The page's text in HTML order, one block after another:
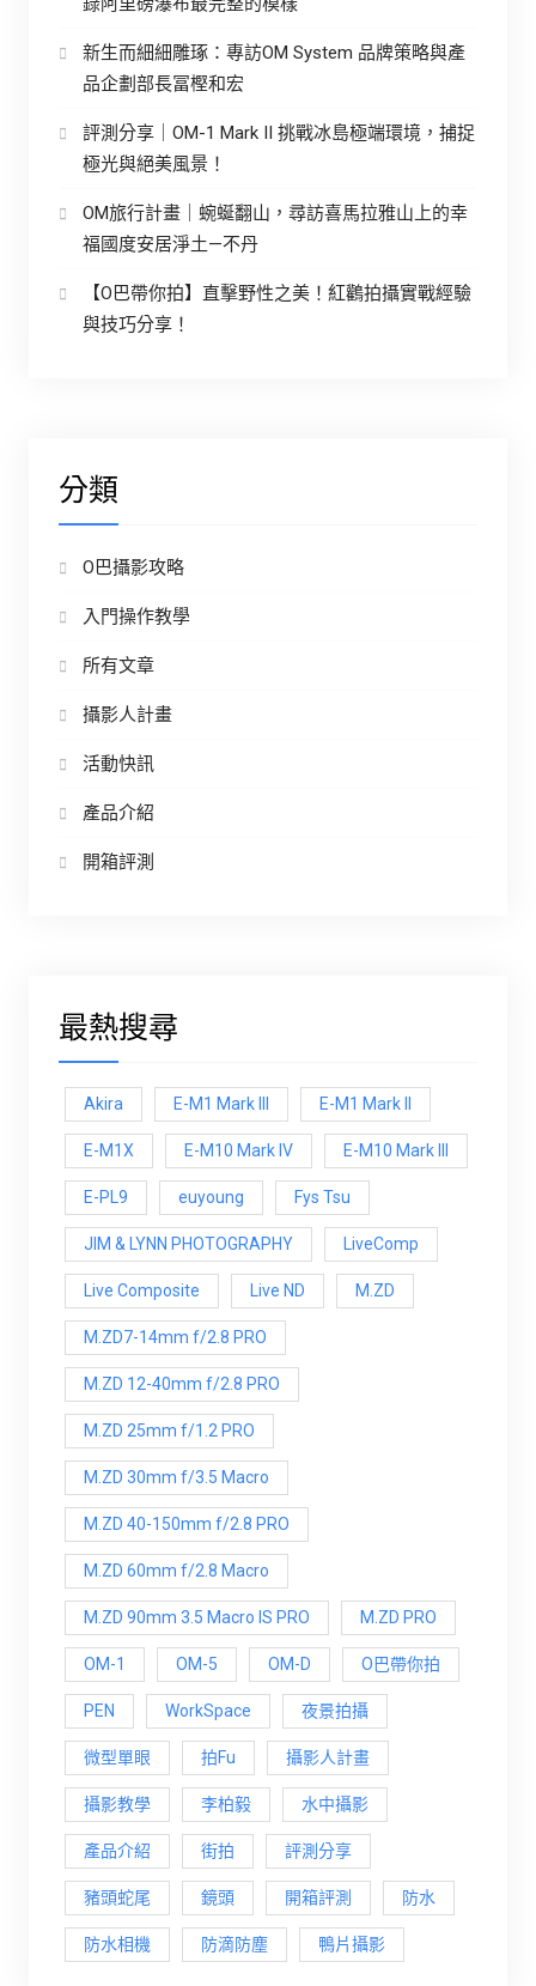
新生而細細雕琢：專訪OM System 品牌策略與產
品企劃部長冨樫和宏
評測分享｜OM-1 Mark II 挑戰冰島極端環境，捕捉
極光與絕美風景！
OM旅行計畫｜蜿蜒翻山，尋訪喜馬拉雅山上的幸
福國度安居淨土—不丹
【O巴帶你拍】直擊野性之美！紅鸛拍攝實戰經驗
與技巧分享！
分類
O巴攝影攻略
入門操作教學
所有文章
攝影人計畫
活動快訊
產品介紹
開箱評測
最熱搜尋
Akira E-M1 Mark III E-M1 Mark ll
E-M1X E-M10 Mark IV E-M10 Mark lll
E-PL9 euyoung Fys Tsu
JIM & LYNN PHOTOGRAPHY LiveComp
Live Composite Live ND M.ZD
M.ZD7-14mm f/2.8 PRO
M.ZD 12-40mm f/2.8 PRO
M.ZD 25mm f/1.2 PRO
M.ZD 30mm f/3.5 Macro
M.ZD 40-150mm f/2.8 PRO
M.ZD 60mm f/2.8 Macro
M.ZD 90mm 3.5 Macro IS PRO M.ZD PRO
OM-1 OM-5 OM-D O巴帶你拍
PEN WorkSpace 夜景拍攝
微型單眼 拍Fu 攝影人計畫
攝影教學 李柏毅 水中攝影
產品介紹 街拍 評測分享
豬頭蛇尾 鏡頭 開箱評測 防水
防水相機 防滴防塵 鴨片攝影